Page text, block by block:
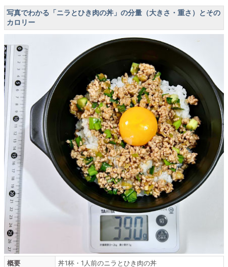
写真でわかる「ニラとひき肉の丼」の分量（大きさ・重さ）とその
カロリー
概要
丼1杯・1人前のニラとひき肉の丼